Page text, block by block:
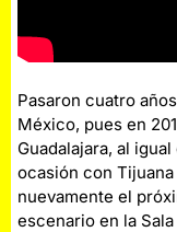
Pasaron cuatro
México, pues en
Guadalajara, al
ocasión con
nuevamente el
escenario en la